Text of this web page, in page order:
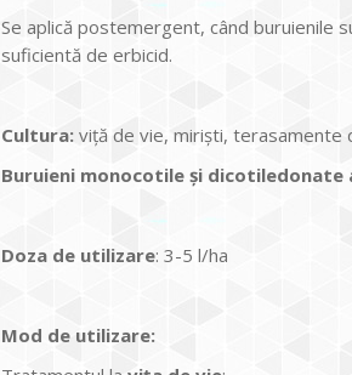
Se aplică postemergent, când buruienile
suficientă de erbicid.
Cultura: viţă de vie, mirişti, terasamente
Buruieni monocotile şi dicotiledonate
Doza de utilizare: 3-5 l/ha
Mod de utilizare: